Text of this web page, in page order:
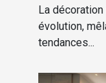
La
évolution,
tendances...